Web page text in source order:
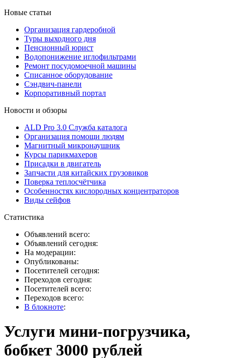
Новые статьи
Организация гардеробной
Туры выходного дня
Пенсионный юрист
Водопонижение иглофильтрами
Ремонт посудомоечной машины
Списанное оборудование
Сэндвич-панели
Корпоративный портал
Новости и обзоры
ALD Pro 3.0 Служба каталога
Организация помощи людям
Магнитный микронаушник
Курсы парикмахеров
Присадки в двигатель
Запчасти для китайских грузовиков
Поверка теплосчётчика
Особенностях кислородных концентраторов
Виды сейфов
Статистика
Объявлений всего:
Объявлений сегодня:
На модерации:
Опубликованы:
Посетителей сегодня:
Переходов сегодня:
Посетителей всего:
Переходов всего:
В блокноте:
Услуги мини-погрузчика,
бобкет 3000 рублей